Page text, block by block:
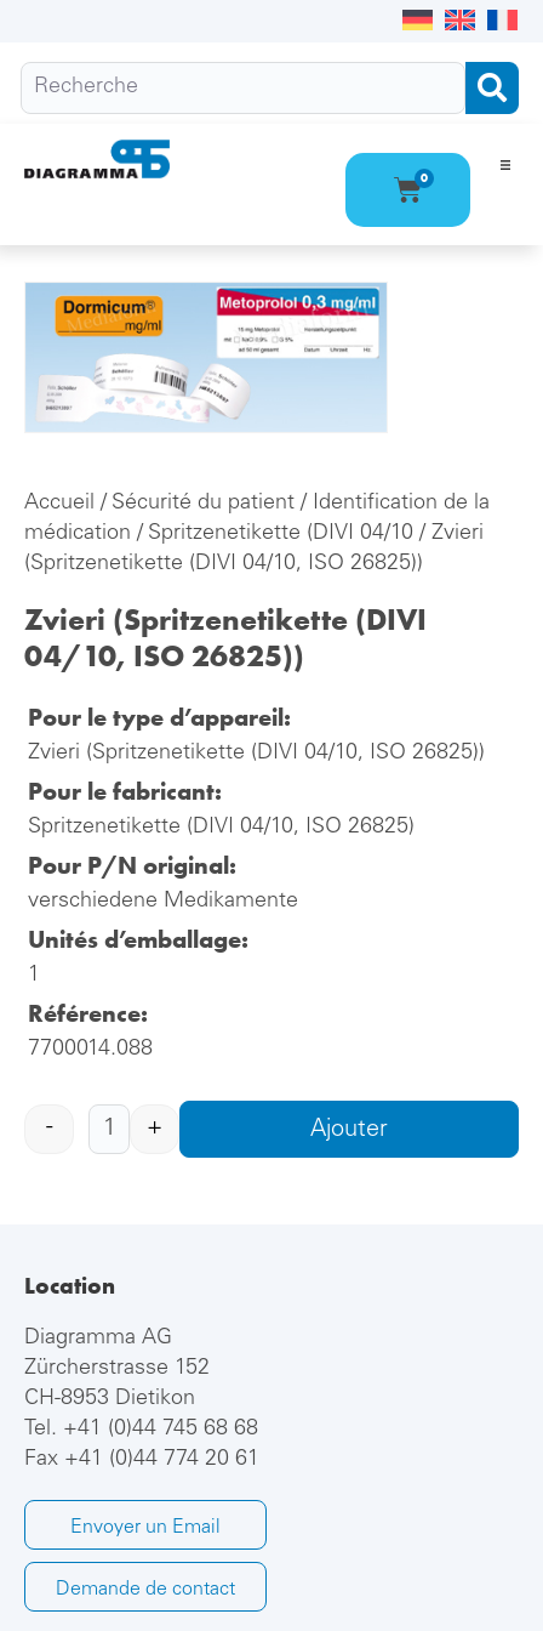
0
Accueil / Sécurité du patient / Identification de la
médication / Spritzenetikette (DIVI 04/10 / Zvieri
(Spritzenetikette (DIVI 04/10, ISO 26825))
Zvieri (Spritzenetikette (DIVI
04/10, ISO 26825))
Pour le type d’appareil:
Zvieri (Spritzenetikette (DIVI 04/10, ISO 26825))
Pour le fabricant:
Spritzenetikette (DIVI 04/10, ISO 26825)
Pour P/N original:
verschiedene Medikamente
Unités d’emballage:
1
Référence:
7700014.088
- + Ajouter
Location
Diagramma AG
Zürcherstrasse 152
CH-8953 Dietikon
Tel. +41 (0)44 745 68 68
Fax +41 (0)44 774 20 61
Envoyer un Email
Demande de contact